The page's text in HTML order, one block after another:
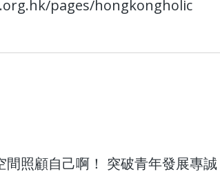
pages/hongkongholic
照顧自己啊！ 突破青年發展專誠